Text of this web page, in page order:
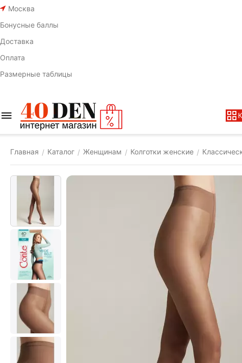
Москва
Бонусные баллы
Доставка
Оплата
Размерные таблицы
Главная / Каталог / Женщинам / Колготки женские /